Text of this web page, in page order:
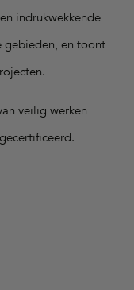
indrukwekkende
gebieden, en toont
veilig werken